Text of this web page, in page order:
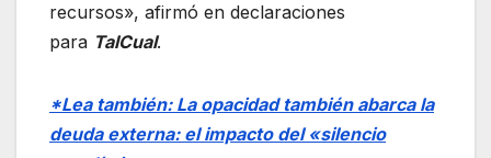
recursos», afirmó en declaraciones
para TalCual.
*Lea también: La opacidad también abarca la
deuda externa: el impacto del «silencio